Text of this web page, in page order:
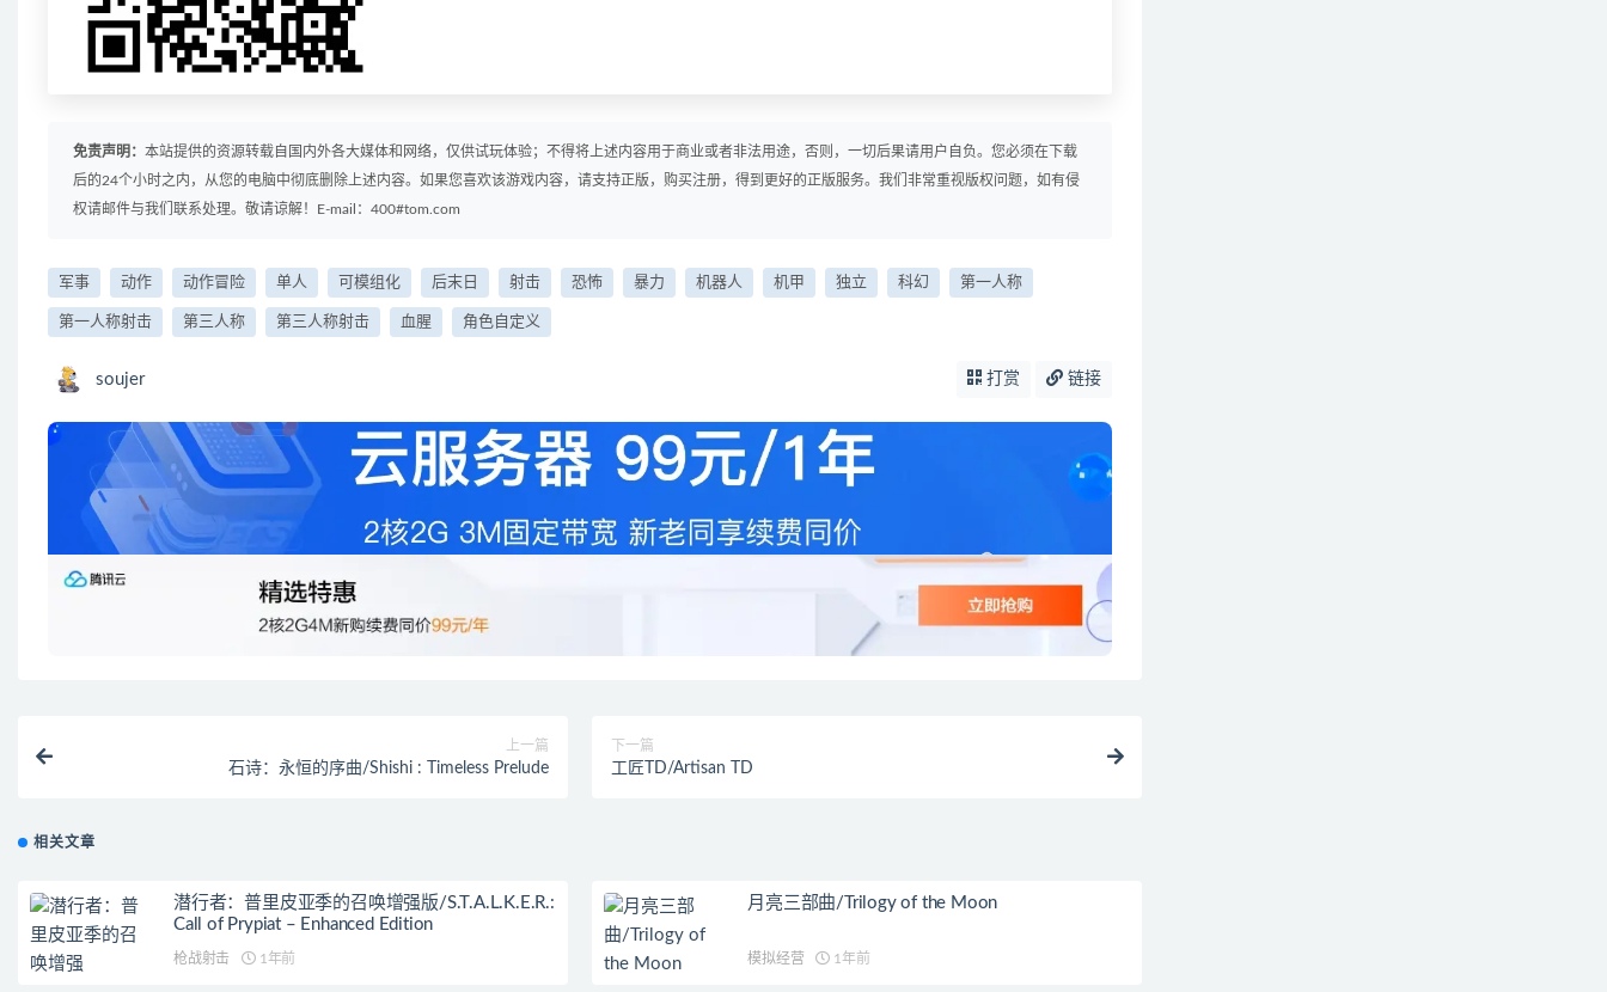
免责声明： 本站提供的资源转载自国内外各大媒体和网络，仅供试玩体验；不得将上述内容用于商业或者非法用途，否则，一切后果请用户自负。您必须在下载
后的24个小时之内，从您的电脑中彻底删除上述内容。如果您喜欢该游戏内容，请支持正版，购买注册，得到更好的正版服务。我们非常重视版权问题，如有侵
权请邮件与我们联系处理。敬请谅解！E-mail：400#tom.com
军事 动作 动作冒险 单人 可模组化 后末日 射击 恐怖 暴力 机器人 机甲 独立 科幻 第一人称
第一人称射击 第三人称 第三人称射击 血腥 角色自定义
soujer 打赏 链接
上一篇
石诗：永恒的序曲/Shishi : Timeless Prelude
下一篇
工匠TD/Artisan TD
相关文章
潜行者：普里皮亚季的召唤增强版/S.T.A.L.K.E.R.:
Call of Prypiat – Enhanced Edition
枪战射击 1年前
月亮三部曲/Trilogy of the Moon
模拟经营 1年前